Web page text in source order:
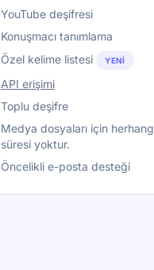
YouTube deşifresi
Konuşmacı tanımlama
Özel kelime listesi
YENI
API erişimi
Toplu deşifre
Medya dosyaları için
süresi yoktur.
Öncelikli e-posta desteği